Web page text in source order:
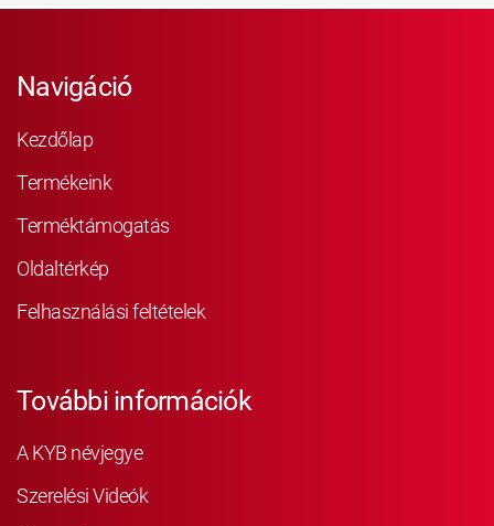
Navigáció
Kezdőlap
Termékeink
Terméktámogatás
Oldaltérkép
Felhasználási feltételek
További információk
A KYB névjegye
Szerelési Videók